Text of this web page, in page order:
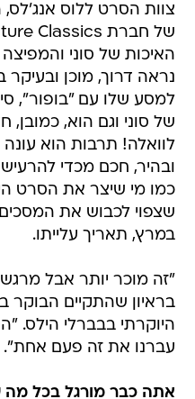
צוות הסרט ללוס אנג'לס,
האיכות של סוני
נראה דרוך, מוכן ובעיקר
למסע שלו עם "בופור",
של סוני וגם הוא, כמובן,
לוואלה! תרבות הוא
ובהיר, חכם מכדי להרעיש
כמו מי שיצר את הסרט
במרץ, תאריך עלייתו.
"זה מוכר יותר אבל
היוקרתי בבברלי הילס.
עברנו את זה פעם אחת".
אתה כבר מורגל בכל מה